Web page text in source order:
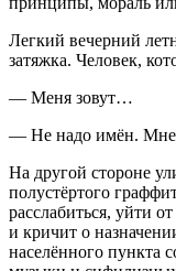
Легкий вечерний
затяжка. Человек,
— Меня зовут…
— Не надо имён. Мне
На другой стороне
полустёртого
расслабиться, уйти
и кричит о
населённого пункта